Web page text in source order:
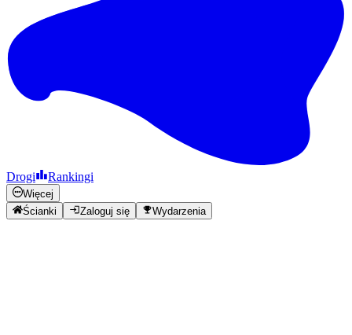
Drogi Rankingi
Więcej
Ścianki
Zaloguj się Wydarzenia